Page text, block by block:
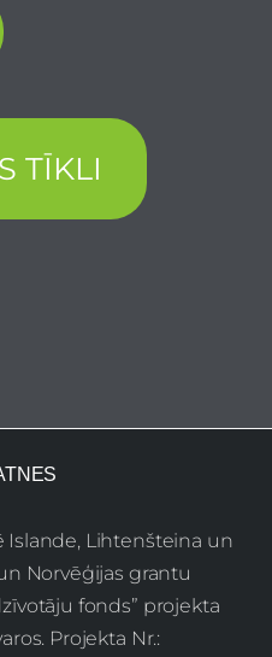
TĪKLI
Islande, Lihtenšteina un
Norvēģijas grantu
fonds” projekta
Projekta Nr.: